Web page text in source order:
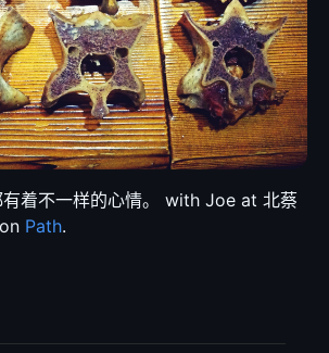
着不一样的心情。 with Joe at 北蔡
Path.